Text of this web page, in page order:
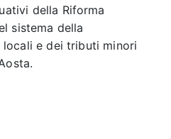
della Riforma
sistema della
e dei tributi minori